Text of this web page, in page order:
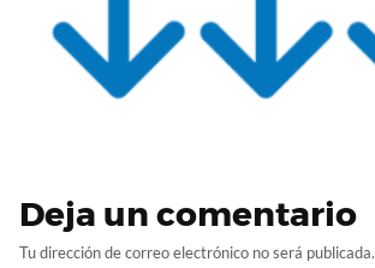
Deja un comentario
Tu dirección de correo electrónico no será publicada.